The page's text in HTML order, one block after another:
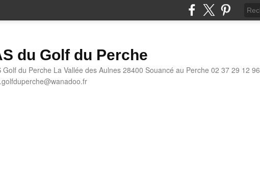
du Golf du Perche
Golf du Perche La Vallée des Aulnes 28400 Souancé au Perche 02 37 29 12 96